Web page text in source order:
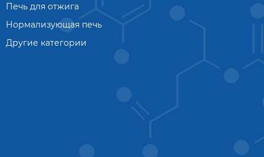
Печь для отжига
Нормализующая печь
Другие категории